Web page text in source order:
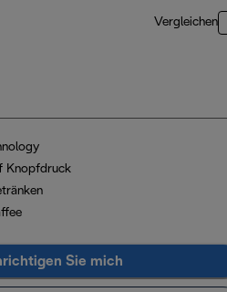
Vergleichen
Knopfdruck
Sie mich